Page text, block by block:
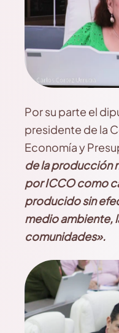
Por su parte el
presidente de la
Economía y
de la producción
por ICCO como
producido sin
medio ambiente,
comunidades».